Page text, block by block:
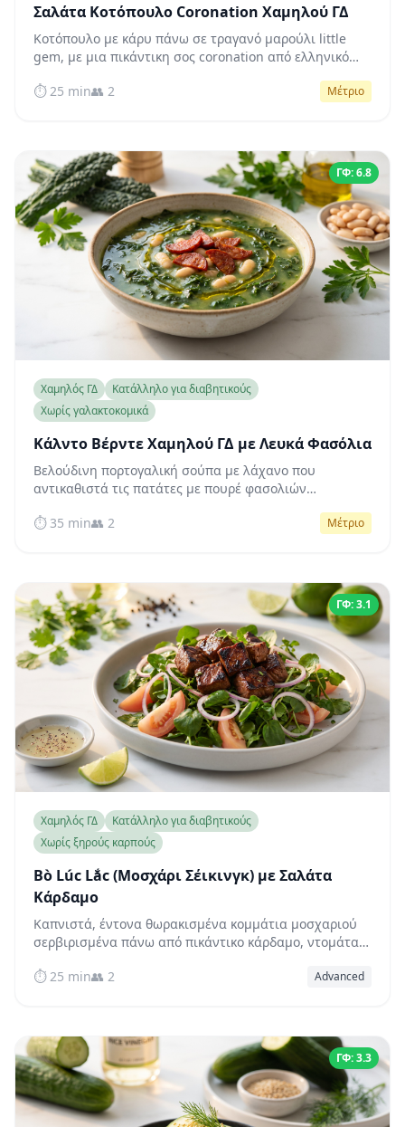
Σαλάτα Κοτόπουλο Coronation Χαμηλού ΓΔ
Κοτόπουλο με κάρυ πάνω σε τραγανό μαρούλι little
gem, με μια πικάντικη σος coronation από ελληνικό
έτοιμο σε 25 λεπτά.
⏱️ 25 min👥 2 Μέτριο
ΓΦ: 6.8
Χαμηλός ΓΔ
Κατάλληλο για διαβητικούς
Χωρίς γαλακτοκομικά
Κάλντο Βέρντε Χαμηλού ΓΔ με Λευκά Φασόλια
Βελούδινη πορτογαλική σούπα με λάχανο που
αντικαθιστά τις πατάτες με πουρέ φασολιών
Κάλντο Βέρντε με χαμηλό γλυκαιμικό προφίλ που
⏱️ 35 min👥 2 Μέτριο
ΓΦ: 3.1
Χαμηλός ΓΔ
Κατάλληλο για διαβητικούς
Χωρίς ξηρούς καρπούς
Bò Lúc Lắc (Μοσχάρι Σέικινγκ) με Σαλάτα
Κάρδαμο
Καπνιστά, έντονα θωρακισμένα κομμάτια μοσχαριού
σερβιρισμένα πάνω από πικάντικο κάρδαμο, ντομάτα
πιάτο, φυσικά χαμηλού γλυκαιμικού δείκτη και
⏱️ 25 min👥 2 Advanced
ΓΦ: 3.3